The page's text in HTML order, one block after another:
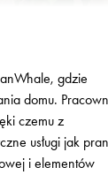
gdzie
domu.
czemu z
usługi jak
i elementów